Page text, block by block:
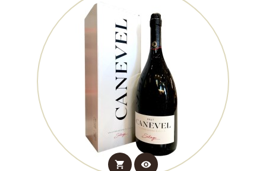
shopping_cart visibility